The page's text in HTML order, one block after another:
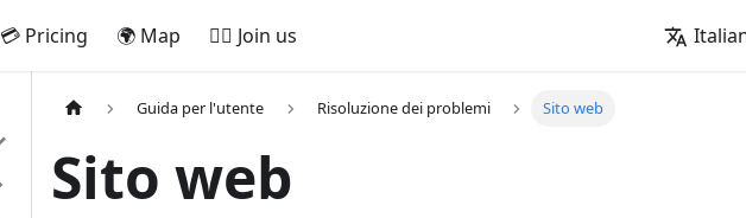
💳 Pricing 🌍 Map 🚵‍♂️ Join us
Guida per l'utente Risoluzione dei problemi Sito web
Sito web